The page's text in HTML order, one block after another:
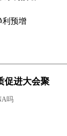
利预增
促进大会聚
行现代化”
吗